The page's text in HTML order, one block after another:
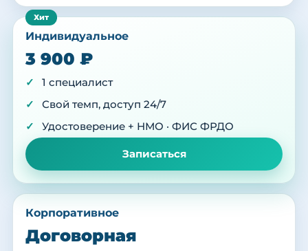
Индивидуальное
3 900 ₽
1 специалист
Свой темп, доступ 24/7
Удостоверение + НМО · ФИС ФРДО
Записаться
Корпоративное
Договорная